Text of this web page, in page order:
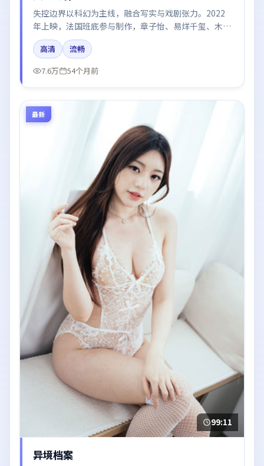
失控边界以科幻为主线，融合写实与戏剧张力。2022
年上映，法国班底参与制作，章子怡、易烊千玺、木村
拓哉在片中呈现细腻表演，影像风格统一，配乐与剪辑
强化了情绪曲线。
高清
流畅
7.6万
54个月前
最新
99:11
异境档案